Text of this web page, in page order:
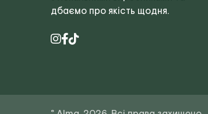
дбаємо про якість щодня.